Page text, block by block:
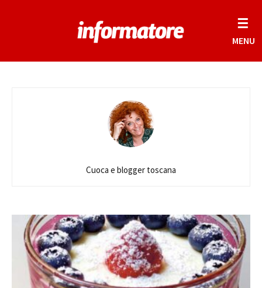
☰
MENU
Cuoca e blogger toscana